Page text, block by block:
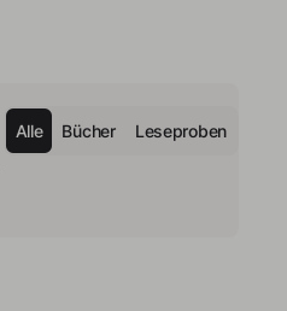
Alle Bücher Leseproben